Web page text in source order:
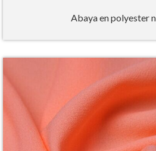
Abaya en polyester